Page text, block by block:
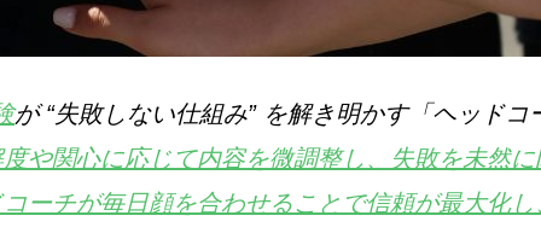
が “失敗しない仕組み” を解き明かす「ヘッド
や関心に応じて内容を微調整し、失敗を未然に
ーチが毎日顔を合わせることで信頼が最大化